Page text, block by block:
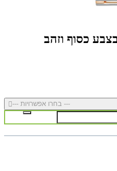
כסוף וזהב
--- בחרו אפשרויות ---